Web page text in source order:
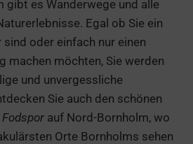
gibt es Wanderwege und alle
Egal ob Sie ein
oder einfach nur einen
machen möchten, Sie werden
und unvergessliche
Sie auch den schönen
auf Nord-Bornholm, wo
Orte Bornholms sehen